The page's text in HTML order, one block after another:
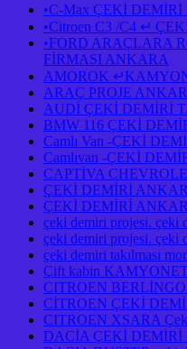
•C-Max ÇEKİ
•Citroen C3 /C4 ↵
•FORD ARAÇLARA
FİRMASI ANKARA
AMOROK
ARAÇ PROJE
AUDİ ÇEKİ DEMİRİ
BMW 116 ÇEKİ
Camlı Van -ÇEKİ
Camlıvan -ÇEKİ
CAPTİVA
ÇEKİ DEMİRİ
ÇEKİ DEMİRİ
çeki demiri projesi. çeki
çeki demiri projesi. çeki
çeki demiri takılması
Çift kabin KAMYONET
CITROEN
CİTROEN ÇEKİ
CITROEN XSARA
DACİA ÇEKİ